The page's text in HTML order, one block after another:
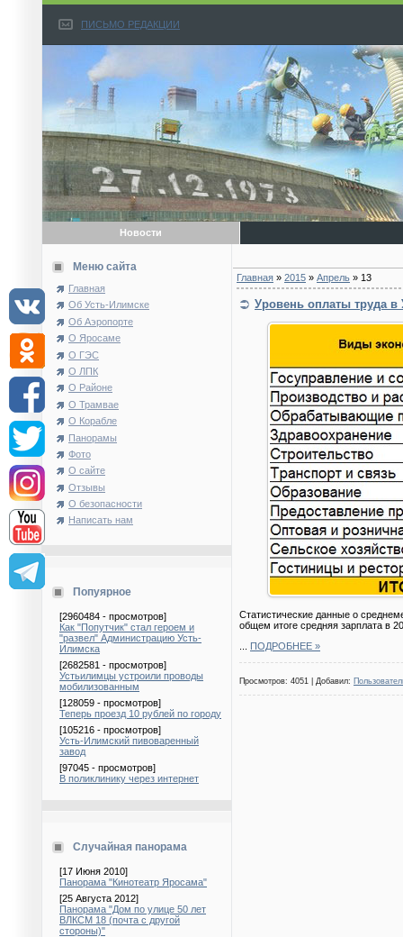
ПИСЬМО РЕДАКЦИИ
Новости
Меню сайта
Главная
Об Усть-Илимске
Об Аэропорте
О Яросаме
О ГЭС
О ЛПК
О Районе
О Трамвае
О Корабле
Панорамы
Фото
О сайте
Отзывы
О безопасности
Написать нам
Попуярное
[2960484 - просмотров]
Как "Попутчик" стал героем и
"развел" Администрацию Усть-
Илимска
[2682581 - просмотров]
Устьилимцы устроили проводы
мобилизованным
[128059 - просмотров]
Теперь проезд 10 рублей по городу
[105216 - просмотров]
Усть-Илимский пивоваренный
завод
[97045 - просмотров]
В поликлинику через интернет
Случайная панорама
[17 Июня 2010]
Панорама "Кинотеатр Яросама"
[25 Августа 2012]
Панорама "Дом по улице 50 лет
ВЛКСМ 18 (почта с другой
стороны)"
Главная » 2015 » Апрель » 13
Уровень оплаты труда в
Статистические данные о
общем итоге средняя зарплата в
ПОДРОБНЕЕ »
Просмотров: 4051 | Добавил: